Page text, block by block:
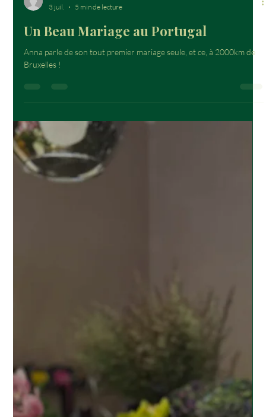
nairianfleurs
3 juil.
5 min de lecture
Un Beau Mariage au Portugal